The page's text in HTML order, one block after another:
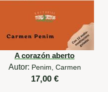
A corazón aberto
Autor: Penim, Carmen
17,00 €